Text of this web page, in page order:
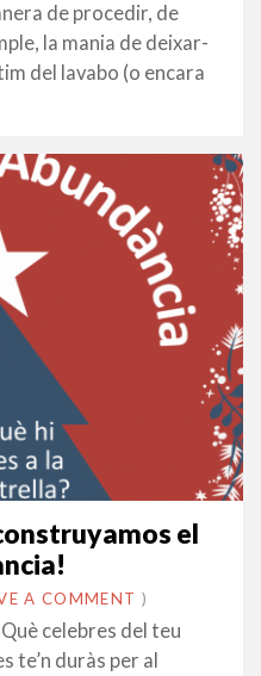
de procedir, de
la mania de deixar-
del lavabo (o encara
el
A COMMENT )
celebres del teu
te’n duràs per al